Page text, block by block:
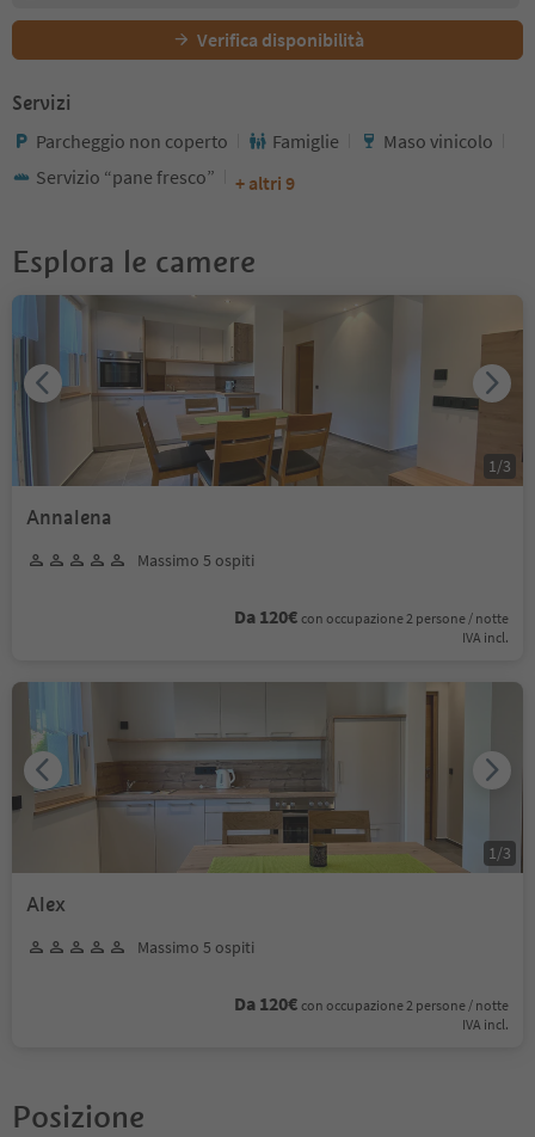
Verifica disponibilità
Servizi
Parcheggio non coperto Famiglie
Maso vinicolo
Servizio “pane fresco”
+ altri 9
Esplora le camere
Annalena
Massimo 5 ospiti
Da 120€ con occupazione 2 persone / notte
IVA incl.
1 /3
Alex
Massimo 5 ospiti
Da 120€ con occupazione 2 persone / notte
IVA incl.
1 /3
Posizione